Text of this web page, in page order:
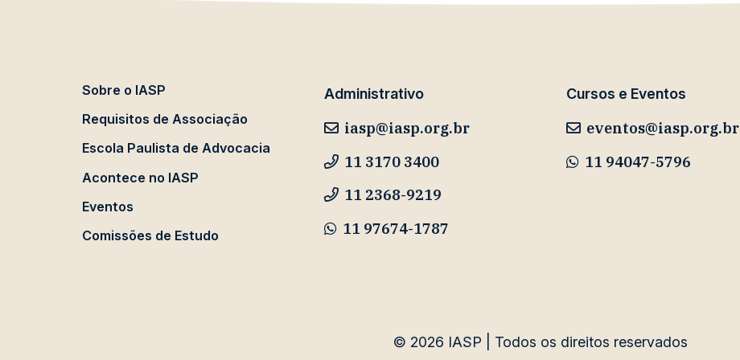
Sobre o IASP
Requisitos de Associação
Escola Paulista de Advocacia
Acontece no IASP
Eventos
Comissões de Estudo
Administrativo
iasp@iasp.org.br
11 3170 3400
11 2368-9219
11 97674-1787
Cursos e Eventos
eventos@iasp.org.br
11 94047-5796
© 2026 IASP | Todos os direitos reservados